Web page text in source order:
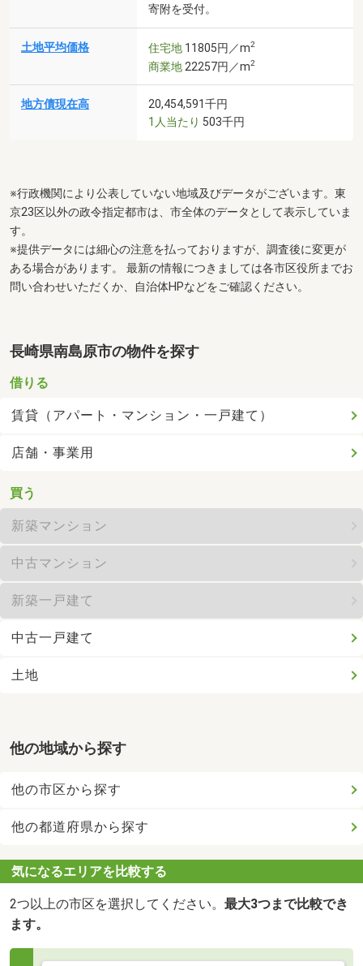
寄附を受付。
土地平均価格 住宅地 11805円／m2
商業地 22257円／m2
地方債現在高
20,454,591千円
1人当たり 503千円
※行政機関により公表していない地域及びデータがございます。東
京23区以外の政令指定都市は、市全体のデータとして表示していま
す。
※提供データには細心の注意を払っておりますが、調査後に変更が
ある場合があります。 最新の情報につきましては各市区役所までお
問い合わせいただくか、自治体HPなどをご確認ください。
長崎県南島原市の物件を探す
借りる
賃貸（アパート・マンション・一戸建て）
店舗・事業用
買う
新築マンション
中古マンション
新築一戸建て
中古一戸建て
土地
他の地域から探す
他の市区から探す
他の都道府県から探す
気になるエリアを比較する
2つ以上の市区を選択してください。 最大3つまで比較でき
ます。